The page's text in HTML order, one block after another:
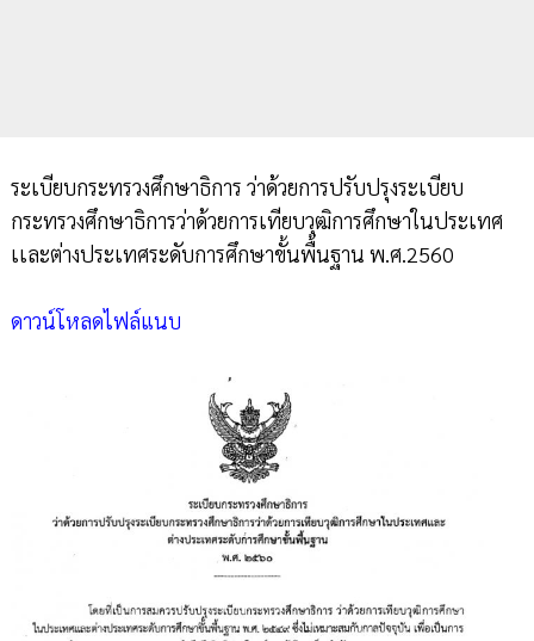
ระเบียบกระทรวงศึกษาธิการ ว่าด้วยการปรับปรุงระเบียบ
กระทรวงศึกษาธิการว่าด้วยการเทียบวุฒิการศึกษาในประเทศ
เเละต่างประเทศระดับการศึกษาขั้นพื้นฐาน พ.ศ.2560
ดาวน์โหลดไฟล์แนบ